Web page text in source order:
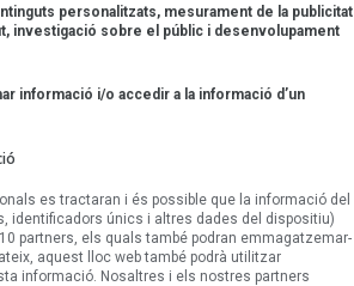
personalitzats, mesurament de la publicitat
investigació sobre el públic i desenvolupament
informació i/o accedir a la informació d’un
es tractaran i és possible que la informació del
identificadors únics i altres dades del dispositiu)
partners, els quals també podran emmagatzemar-
aquest lloc web també podrà utilitzar
informació. Nosaltres i els nostres partners